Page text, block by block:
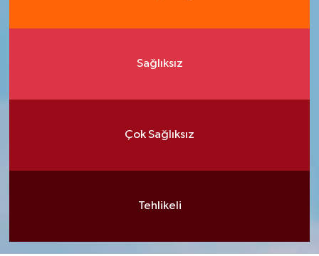
Sağlıksız
Çok Sağlıksız
Tehlikeli